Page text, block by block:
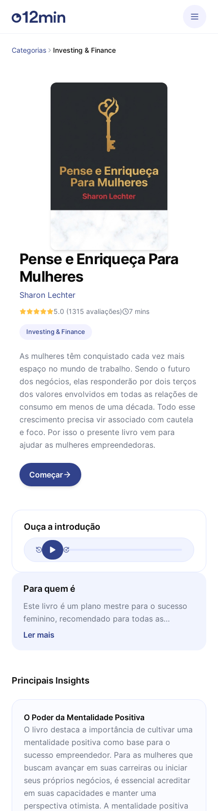
Categorias Investing & Finance
Pense e Enriqueça Para
Mulheres
Sharon Lechter
5.0 (1315 avaliações) 7 mins
Investing & Finance
As mulheres têm conquistado cada vez mais
espaço no mundo de trabalho. Sendo o futuro
dos negócios, elas responderão por dois terços
dos valores envolvidos em todas as relações de
consumo em menos de uma década. Todo esse
crescimento precisa vir associado com cautela
e foco. Por isso o presente livro vem para
ajudar as mulheres empreendedoras.
Começar
Ouça a introdução
Para quem é
Este livro é um plano mestre para o sucesso
feminino, recomendado para todas as
mulheres que querem crescer e desenvolver-
Ler mais
Principais Insights
O Poder da Mentalidade Positiva
O livro destaca a importância de cultivar uma
mentalidade positiva como base para o
sucesso empreendedor. Para as mulheres que
buscam avançar em suas carreiras ou iniciar
seus próprios negócios, é essencial acreditar
em suas capacidades e manter uma
perspectiva otimista. A mentalidade positiva